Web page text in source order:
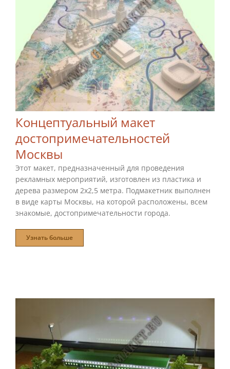
Концептуальный макет
достопримечательностей Москвы
Концептуальный макет
достопримечательностей
Москвы
Этот макет, предназначенный для проведения
рекламных мероприятий, изготовлен из пластика и
дерева размером 2х2,5 метра. Подмакетник выполнен
в виде карты Москвы, на которой расположены, всем
знакомые, достопримечательности города.
Узнать больше